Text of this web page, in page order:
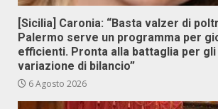
[Sicilia] Caronia: “Basta valzer di
Palermo serve un programma per
efficienti. Pronta alla battaglia per gli
variazione di bilancio”
6 Agosto 2026